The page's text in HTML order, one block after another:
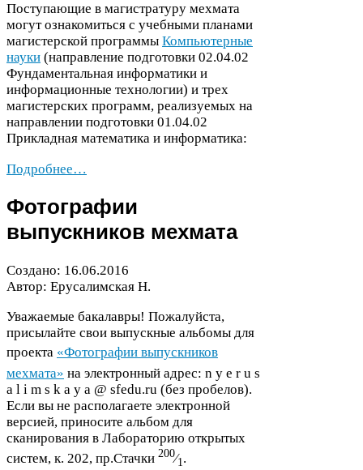
Поступающие в магистратуру мехмата
могут ознакомиться с учебными планами
магистерской программы Компьютерные
науки (направление подготовки 02.04.02
Фундаментальная информатики и
информационные технологии) и трех
магистерских программ, реализуемых на
направлении подготовки 01.04.02
Прикладная математика и информатика:
Подробнее…
Фотографии
выпускников мехмата
Создано: 16.06.2016
Автор: Ерусалимская Н.
Уважаемые бакалавры! Пожалуйста,
присылайте свои выпускные альбомы для
проекта  «Фотографии выпускников
мехмата» на электронный адрес: n y e r u s
a l i m s k a y a @ sfedu​.ru (без пробелов).
Если вы не располагаете электронной
версией, приносите альбом для
сканирования в Лабораторию открытых
систем, к. 202, пр.Стачки 200⁄1.